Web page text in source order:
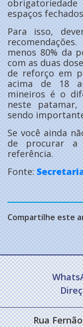
espaços
Para isso,
menos 80% da
com as duas
de reforço em
acima de 18
mineiros é o
neste
sendo
Se você ainda
de procurar a
referência.
Fonte:
Compartilhe este
Rua